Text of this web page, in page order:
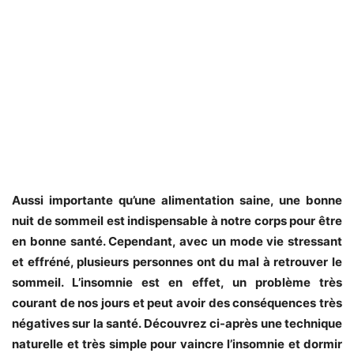
Aussi importante qu’une alimentation saine, une bonne
nuit de sommeil est indispensable à notre corps pour être
en bonne santé. Cependant, avec un mode vie stressant
et effréné, plusieurs personnes ont du mal à retrouver le
sommeil. L’insomnie est en effet, un problème très
courant de nos jours et peut avoir des conséquences très
négatives sur la santé. Découvrez ci-après une technique
naturelle et très simple pour vaincre l’insomnie et dormir